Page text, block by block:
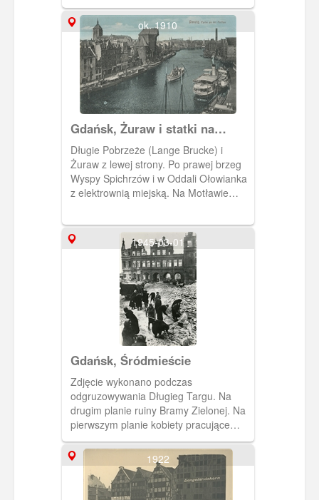
szlaku bojowego znajdują się także te
wykonane w Gdańsku na przełomie
1939 i 1940 roku. Najprawdopodobniej
w czasie wolnym od służby właściciel
albumu wykonał serię zdjęć
przedstawiających zabudowę miejską
Gdańska, Westerplatte, cmentarz
centralny (Srebrzysko) oraz zamek w
Malborku i zabudowania znajdujące się
na Helu. Zakaz kopiowania, zasób
dostępny w zbiorach Muzeum II Wojny
Światowej w Gdańsku, sygnatura:
MIIWS/RZ/9520/12
ok. 1910
Gdańsk, Żuraw i statki na
Motławie
Długie Pobrzeże (Lange Brucke) i
Żuraw z lewej strony. Po prawej brzeg
Wyspy Spichrzów i w Oddali Ołowianka
z elektrownią miejską. Na Motławie
1945-03-01
Gdańsk, Śródmieście
Zdjęcie wykonano podczas
odgruzowywania Długieg Targu. Na
drugim planie ruiny Bramy Zielonej. Na
pierwszym planie kobiety pracujące
przy porządkowaniu ulicy. Kobiety są
pilnowane przez (prawdopodobnie)
strażniczkę z karabinem w rękach.
Kobieta pilnująca brygadę
prawdopodobnie więźniarek
1922